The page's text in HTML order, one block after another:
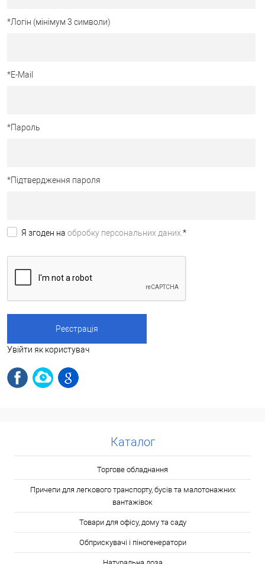
*Логін (мінімум 3 символи)
*E-Mail
*Пароль
*Підтвердження пароля
Я згоден на обробку персональних даних. *
Увійти як користувач
Каталог
Торгове обладнання
Причепи для легкового транспорту, бусів та малотонажних
вантажівок
Товари для офісу, дому та саду
Обприскувачі і піногенератори